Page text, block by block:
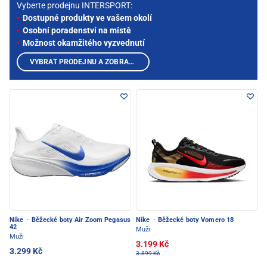
Nike · Běžecké boty Air Zoom Pegasus
42
Muži
3.299 Kč
Nike · Běžecké boty Vomero 18
Muži
3.199 Kč
3.899 Kč
Vyberte prodejnu INTERSPORT:
Dostupné produkty ve vašem okolí
Osobní poradenství na místě
Možnost okamžitého vyzvednutí
VYBRAT PRODEJNU A ZOBRAZIT PRODUKTY